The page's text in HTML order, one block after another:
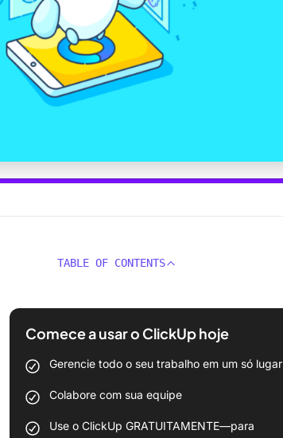
TABLE OF CONTENTS
Comece a usar o ClickUp hoje
Gerencie todo o seu trabalho em um só lugar
Colabore com sua equipe
Use o ClickUp GRATUITAMENTE—para